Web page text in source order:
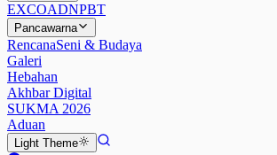
EXCOADNPBT
Pancawarna
RencanaSeni & Budaya
Galeri
Hebahan
Akhbar Digital
SUKMA 2026
Aduan
Light Theme